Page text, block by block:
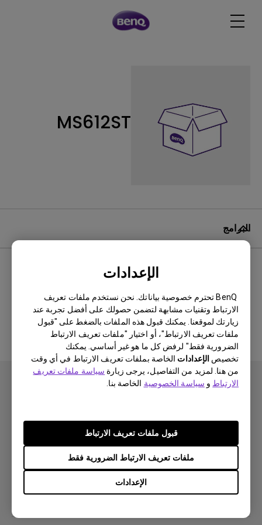
الإعدادات
BenQ تحترم خصوصية بياناتك. نحن نستخدم ملفات تعريف
الارتباط وتقنيات مشابهة لتضمن حصولك على أفضل تجربة عند
زيارتك لموقعنا. يمكنك قبول هذه الملفات بالضغط على "قبول
ملفات تعريف الارتباط"، أو اختيار "ملفات تعريف الارتباط
الضرورية فقط" لرفض كل ما هو غير أساسي. يمكنك
تخصيص الإعدادات الخاصة بملفات تعريف الارتباط في أي وقت
من هنا. لمزيد من التفاصيل، يرجى زيارة سياسة ملفات تعريف
الارتباط و سياسة الخصوصية الخاصة بنا.
الإعدادات
ملفات تعريف الارتباط الضرورية فقط
قبول ملفات تعريف الارتباط
MS612ST
البرامج
لا يوجد برنامج أو برنامج تشغيل ذي
صلة
شاشة